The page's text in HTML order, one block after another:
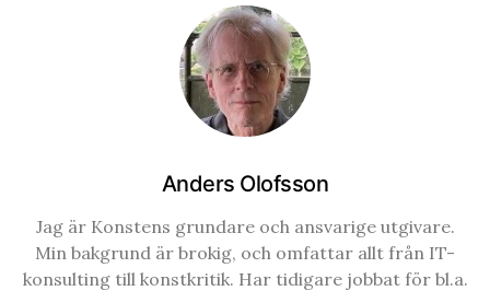
Anders Olofsson
Jag är Konstens grundare och ansvarige utgivare.
Min bakgrund är brokig, och omfattar allt från IT-
konsulting till konstkritik. Har tidigare jobbat för bl.a.